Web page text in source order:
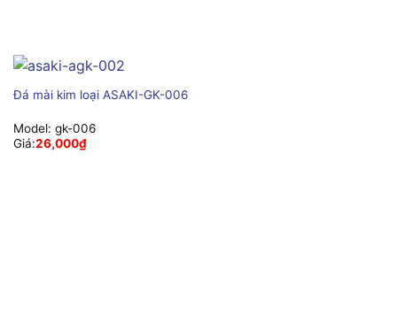
Đá mài kim loại ASAKI-GK-006
Model: gk-006
Giá:26,000₫